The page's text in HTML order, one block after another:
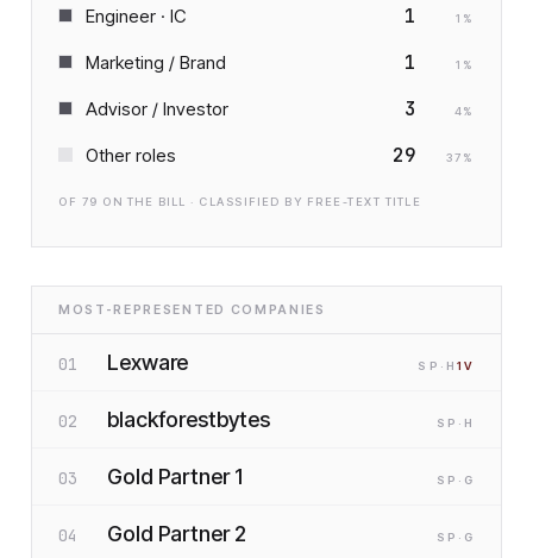
Engineer · IC 1 1 %
Marketing / Brand 1 1 %
Advisor / Investor 3 4%
Other roles 29 37 %
OF 79 ON THE BILL · CLASSIFIED BY FREE-TEXT TITLE
MOST-REPRESENTED COMPANIES
01 Lexware SP ·H 1 V
02 blackforestbytes SP ·H
03 Gold Partner 1 SP ·G
04 Gold Partner 2 SP ·G